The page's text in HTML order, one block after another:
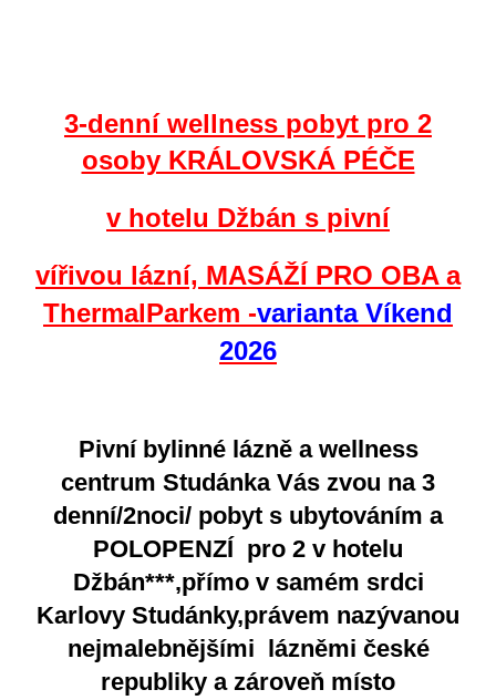
3-denní wellness pobyt pro 2
osoby KRÁLOVSKÁ PÉČE
v hotelu Džbán s pivní
vířivou lázní, MASÁŽÍ PRO OBA a
ThermalParkem -varianta Víkend
2026
Pivní bylinné lázně a wellness
centrum Studánka Vás zvou na 3
denní/2noci/ pobyt s ubytováním a
POLOPENZÍ pro 2 v hotelu
Džbán***,přímo v samém srdci
Karlovy Studánky,právem nazývanou
nejmalebnějšími lázněmi české
republiky a zároveň místo